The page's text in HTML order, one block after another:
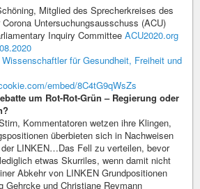
Mitglied des Sprecherkreises des
Untersuchungsausschuss (ACU)
Inquiry Committee ACU2020.org
für Gesundheit, Freiheit und
embed/8C4tG9qWsZs
um Rot-Rot-Grün – Regierung oder
Kommentatoren wetzen ihre Klingen,
überbieten sich in Nachweisen
LINKEN…Das Fell zu verteilen, bevor
etwas Skurriles, wenn damit nicht
Abkehr von LINKEN Grundpositionen
Gehrcke und Christiane Reymann